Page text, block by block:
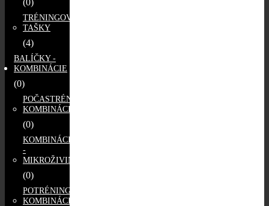
(0)
TRÉNINGOVÉ
TAŠKY
(4)
BALÍČKY -
KOMBINÁCIE
(0)
POČASTRÉNINGOVÉ
KOMBINÁCIE
(0)
KOMBINÁCIE
-
MIKROŽIVINY
(0)
POTRÉNINGOVÉ
KOMBINÁCIE